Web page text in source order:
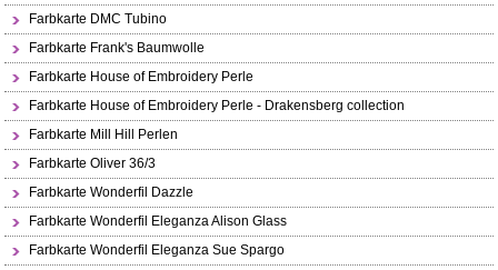
Farbkarte DMC Tubino
Farbkarte Frank's Baumwolle
Farbkarte House of Embroidery Perle
Farbkarte House of Embroidery Perle - Drakensberg collection
Farbkarte Mill Hill Perlen
Farbkarte Oliver 36/3
Farbkarte Wonderfil Dazzle
Farbkarte Wonderfil Eleganza Alison Glass
Farbkarte Wonderfil Eleganza Sue Spargo